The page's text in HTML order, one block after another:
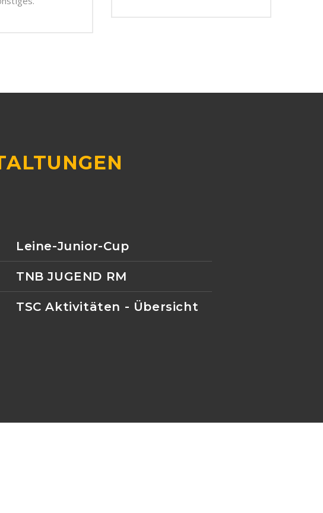
Leine-Junior-Cup
TNB JUGEND RM
TSC Aktivitäten - Übersicht